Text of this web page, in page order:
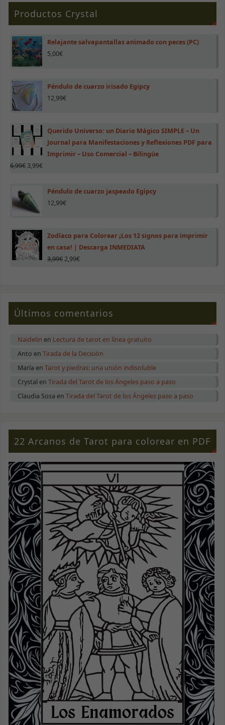
Productos Crystal
Relajante salvapantallas animado con peces (PC)
5,00€
Péndulo de cuarzo irisado Egipcy
12,99€
Querido Universo: un Diario Mágico SIMPLE – Un
Journal para Manifestaciones y Reflexiones PDF para
Imprimir – Uso Comercial – Bilingüe
6,99€ 3,99€
Péndulo de cuarzo jaspeado Egipcy
12,99€
Zodíaco para Colorear ¡Los 12 signos para imprimir
en casa! | Descarga INMEDIATA
3,99€2,99€
Últimos comentarios
Naidelin en Lectura de tarot en línea gratuito
Anto enTirada de la Decisión
María enTarot y piedras: una unión indisoluble
Crystal enTirada del Tarot de los Ángeles paso a paso
Claudia Sosa enTirada del Tarot de los Ángeles paso a paso
22 Arcanos de Tarot para colorear en PDF
Necesarias
Son necesarias
correctamente.
Estadísticas
funcionalidad
y estructura
se use.
Experiencia
Para que
nuestra web
funcione lo
mejor posible
durante tu
visita. Si
rechazas estas
cookies,
algunas
funcionalidades
desaparecerán
de la web.
Marketing
Al compartir tus
intereses y
comportamiento
mientras visitas
nuestro sitio,
aumentas la
posibilidad de
ver contenido y
ofertas
personalizados.